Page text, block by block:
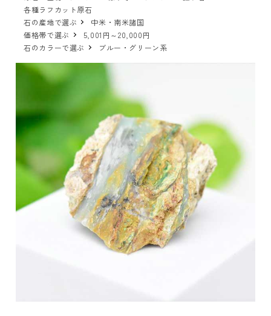
各種ラフカット原石
石の産地で選ぶ
中米・南米諸国
価格帯で選ぶ
5,001円～20,000円
石のカラーで選ぶ
ブルー・グリーン系